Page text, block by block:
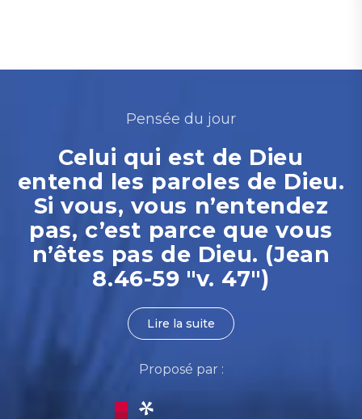
Pensée du jour
Celui qui est de Dieu
entend les paroles de Dieu.
Si vous, vous n’entendez
pas, c’est parce que vous
n’êtes pas de Dieu. (Jean
8.46-59 "v. 47")
Lire la suite
Proposé par :